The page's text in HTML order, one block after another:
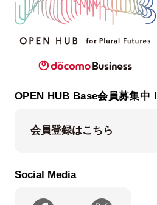
OPEN HUB Base会員募集中！
会員登録はこちら
Social Media